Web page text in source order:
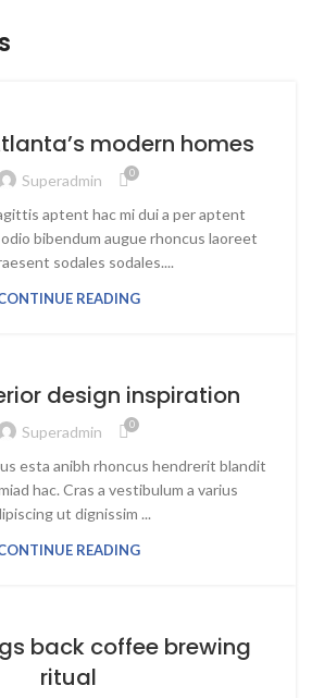
modern homes
Superadmin 0
aptent hac mi dui a per aptent
bibendum augue rhoncus laoreet
sodales sodales....
READING
design inspiration
Superadmin 0
esta anibh rhoncus hendrerit blandit
hac. Cras a vestibulum a varius
ut dignissim ...
READING
back coffee brewing
ritual